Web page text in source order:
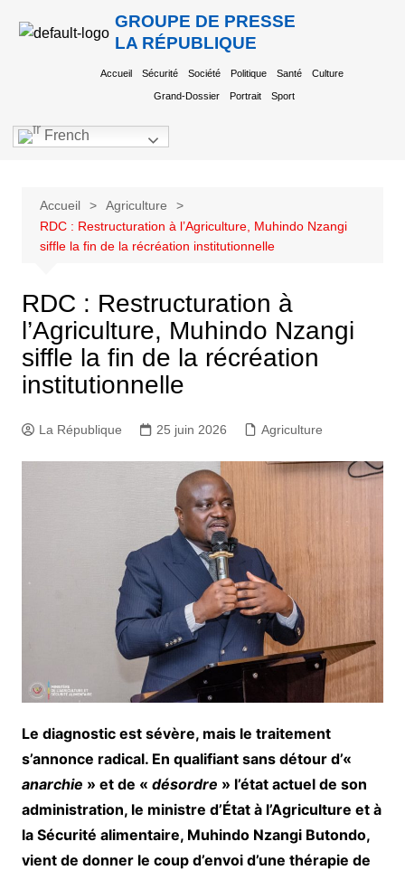
GROUPE DE PRESSE
LA RÉPUBLIQUE
Accueil Sécurité Société Politique Santé Culture
Grand-Dossier Portrait Sport
French
Accueil
Agriculture
RDC : Restructuration à l’Agriculture, Muhindo Nzangi
siffle la fin de la récréation institutionnelle
RDC : Restructuration à
l’Agriculture, Muhindo Nzangi
siffle la fin de la récréation
institutionnelle
La République 25 juin 2026 Agriculture
Le diagnostic est sévère, mais le traitement
s’annonce radical. En qualifiant sans détour d’«
anarchie » et de « désordre » l’état actuel de son
administration, le ministre d’État à l’Agriculture et à
la Sécurité alimentaire, Muhindo Nzangi Butondo,
vient de donner le coup d’envoi d’une thérapie de